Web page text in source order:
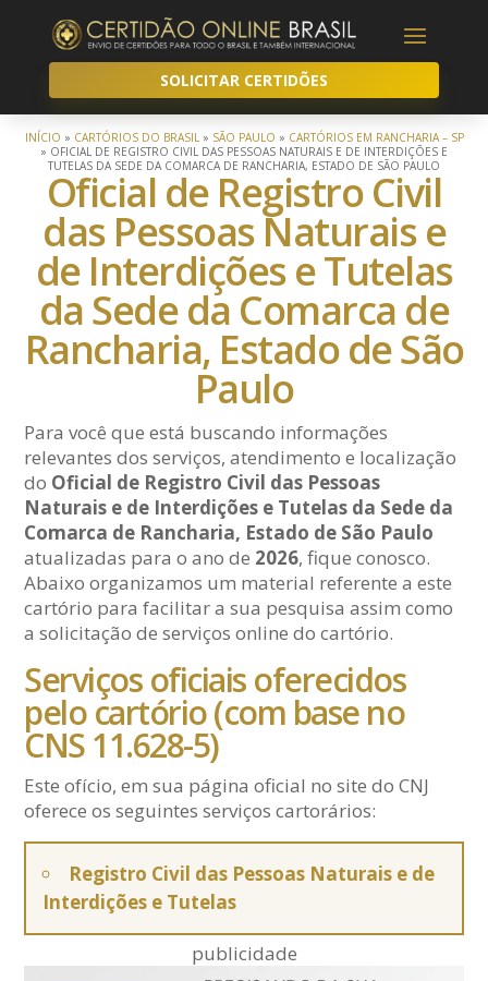
SOLICITAR CERTIDÕES
INÍCIO » CARTÓRIOS DO BRASIL» SÃO PAULO » CARTÓRIOS EM RANCHARIA – SP
» OFICIAL DE REGISTRO CIVIL DAS PESSOAS NATURAIS E DE INTERDIÇÕES E
TUTELAS DA SEDE DA COMARCA DE RANCHARIA, ESTADO DE SÃO PAULO
Oficial de Registro Civil
das Pessoas Naturais e
de Interdições e Tutelas
da Sede da Comarca de
Rancharia, Estado de São
Paulo
Para você que está buscando informações
relevantes dos serviços, atendimento e localização
do Oficial de Registro Civil das Pessoas
Naturais e de Interdições e Tutelas da Sede da
Comarca de Rancharia, Estado de São Paulo
atualizadas para o ano de 2026, fique conosco.
Abaixo organizamos um material referente a este
cartório para facilitar a sua pesquisa assim como
a solicitação de serviços online do cartório.
Serviços oficiais oferecidos
pelo cartório (com base no
CNS 11.628-5)
Este ofício, em sua página oficial no site do CNJ
oferece os seguintes serviços cartorários:
Registro Civil das Pessoas Naturais e de
Interdições e Tutelas
publicidade